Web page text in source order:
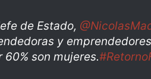
de Estado,
y
son mujeres.